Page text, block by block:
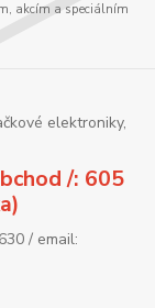
akcím a speciálním
elektroniky,
/: 605
/ email: